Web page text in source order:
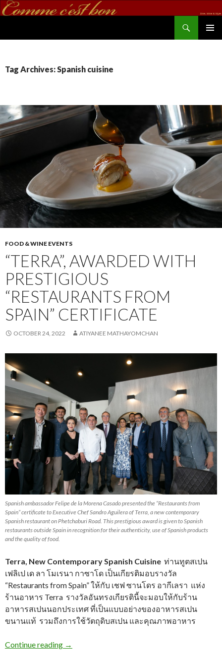
Tag Archives: Spanish cuisine
FOOD & WINE EVENTS
“TERRA”, AWARDED WITH
PRESTIGIOUS
“RESTAURANTS FROM
SPAIN” CERTIFICATE
OCTOBER 24, 2022 ATIYANEE MATHAYOMCHAN
Spanish ambassador Felipe de la Morena Casado presented the “Restaurants from
Spain” certificate to Executive Chef Sandro Aguilera of Terra, a new contemporary
Spanish restaurant on Phetchaburi Road. This prestigious award is given to Spanish
restaurants ​outside Spain in recognition for their authenticity, use of Spanish products
and the quality of food.
Terra, New Contemporary Spanish Cuisine ท่านทูตสเปน
เฟลิเป เด ลา โมเรนา กาซาโด เป็นเกียรติมอบรางวัล
“Restaurants from Spain” ให้กับ เชฟ ซานโดร อากีเลรา แห่ง
ร้านอาหาร Terra รางวัลอันทรงเกียรตินี้จะมอบให้กับร้าน
อาหารสเปนนอกประเทศ ที่เป็นแบบอย่างของอาหารสเปน
ขนานแท้ รวมถึงการใช้วัตถุดิบสเปน และคุณภาพอาหาร
Continue reading →